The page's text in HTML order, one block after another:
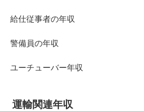
給仕従事者の年収
警備員の年収
ユーチューバー年収
運輸関連年収